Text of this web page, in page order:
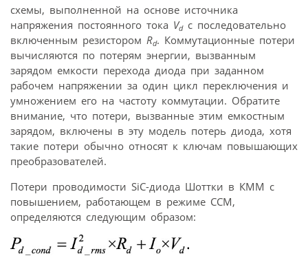
схемы, выполненной на основе источника
напряжения постоянного тока Vdс последовательно
включенным резистором Rd. Коммутационные потери
вычисляются по потерям энергии, вызванным
зарядом емкости перехода диода при заданном
рабочем напряжении за один цикл переключения и
умножением его на частоту коммутации. Обратите
внимание, что потери, вызванные этим емкостным
зарядом, включены в эту модель потерь диода, хотя
такие потери обычно относят к ключам повышающих
преобразователей.
Потери проводимости SiC-диода Шоттки в КММ с
повышением, работающем в режиме CCM,
определяются следующим образом: